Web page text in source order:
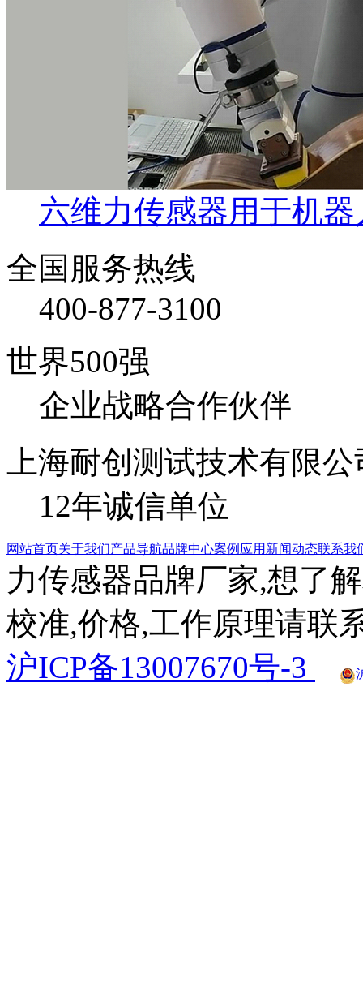
六维力传感器用于机
全国服务热线
400-877-3100
世界500强
企业战略合作伙伴
上海耐创测试技术有限公
12年诚信单位
网站首页 关于我们产品导航品牌中心案例应用 新闻动态联系我
力传感器品牌厂家,想了
校准,价格,工作原理请联
沪ICP备13007670号-3